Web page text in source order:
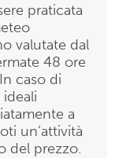
praticata
valutate dal
48 ore
caso di
a
un’attività
del prezzo.